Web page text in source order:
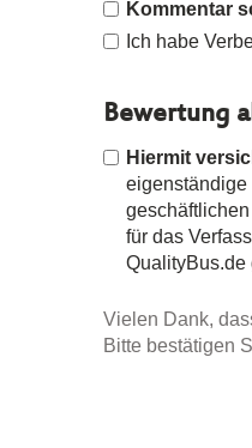
Kommentar
Ich habe
Bewertung
Hiermit
eigenständige
für das
QualityBus.de
Vielen Dank,
Bitte bestätigen